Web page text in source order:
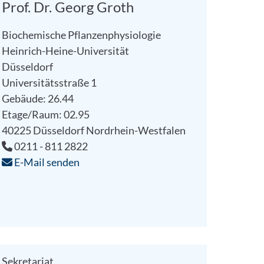
Bild
Prof. Dr. Georg Groth
Biochemische Pflanzenphysiologie
Heinrich-Heine-Universität
Düsseldorf
Universitätsstraße 1
Gebäude: 26.44
Etage/Raum: 02.95
40225DüsseldorfNordrhein-Westfalen
0211 - 811 2822
E-Mail senden
Sekretariat